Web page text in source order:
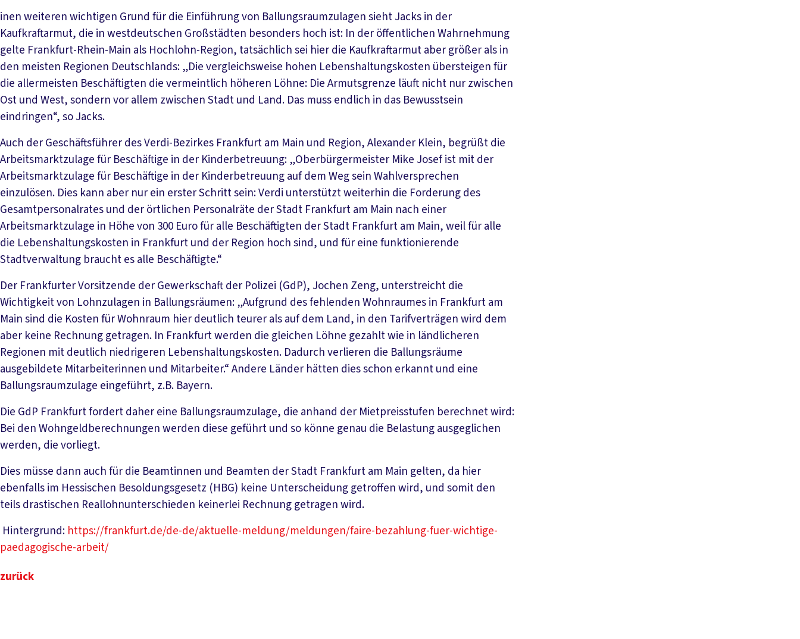
inen weiteren wichtigen Grund für die Einführung von Ballungsraumzulagen sieht Jacks in der
Kaufkraftarmut, die in westdeutschen Großstädten besonders hoch ist: In der öffentlichen Wahrnehmung
gelte Frankfurt-Rhein-Main als Hochlohn-Region, tatsächlich sei hier die Kaufkraftarmut aber größer als in
den meisten Regionen Deutschlands: „Die vergleichsweise hohen Lebenshaltungskosten übersteigen für
die allermeisten Beschäftigten die vermeintlich höheren Löhne: Die Armutsgrenze läuft nicht nur zwischen
Ost und West, sondern vor allem zwischen Stadt und Land. Das muss endlich in das Bewusstsein
eindringen“, so Jacks.
Auch der Geschäftsführer des Verdi-Bezirkes Frankfurt am Main und Region, Alexander Klein, begrüßt die
Arbeitsmarktzulage für Beschäftige in der Kinderbetreuung: „Oberbürgermeister Mike Josef ist mit der
Arbeitsmarktzulage für Beschäftige in der Kinderbetreuung auf dem Weg sein Wahlversprechen
einzulösen. Dies kann aber nur ein erster Schritt sein: Verdi unterstützt weiterhin die Forderung des
Gesamtpersonalrates und der örtlichen Personalräte der Stadt Frankfurt am Main nach einer
Arbeitsmarktzulage in Höhe von 300 Euro für alle Beschäftigten der Stadt Frankfurt am Main, weil für alle
die Lebenshaltungskosten in Frankfurt und der Region hoch sind, und für eine funktionierende
Stadtverwaltung braucht es alle Beschäftigte.“
Der Frankfurter Vorsitzende der Gewerkschaft der Polizei (GdP), Jochen Zeng, unterstreicht die
Wichtigkeit von Lohnzulagen in Ballungsräumen: „Aufgrund des fehlenden Wohnraumes in Frankfurt am
Main sind die Kosten für Wohnraum hier deutlich teurer als auf dem Land, in den Tarifverträgen wird dem
aber keine Rechnung getragen. In Frankfurt werden die gleichen Löhne gezahlt wie in ländlicheren
Regionen mit deutlich niedrigeren Lebenshaltungskosten. Dadurch verlieren die Ballungsräume
ausgebildete Mitarbeiterinnen und Mitarbeiter.“ Andere Länder hätten dies schon erkannt und eine
Ballungsraumzulage eingeführt, z.B. Bayern.
Die GdP Frankfurt fordert daher eine Ballungsraumzulage, die anhand der Mietpreisstufen berechnet wird:
Bei den Wohngeldberechnungen werden diese geführt und so könne genau die Belastung ausgeglichen
werden, die vorliegt.
Dies müsse dann auch für die Beamtinnen und Beamten der Stadt Frankfurt am Main gelten, da hier
ebenfalls im Hessischen Besoldungsgesetz (HBG) keine Unterscheidung getroffen wird, und somit den
teils drastischen Reallohnunterschieden keinerlei Rechnung getragen wird.
Hintergrund: https://frankfurt.de/de-de/aktuelle-meldung/meldungen/faire-bezahlung-fuer-wichtige-
paedagogische-arbeit/
zurück